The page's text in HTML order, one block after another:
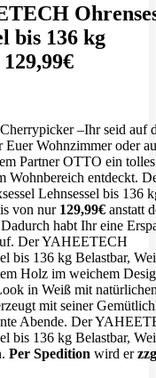
bis 136 kg
–Ihr seid auf
Euer Wohnzimmer oder
Partner OTTO ein tolles
Wohnbereich entdeckt.
Lehnsessel bis 136
von nur 129,99€ anstatt
habt Ihr eine
Der YAHEETECH
bis 136 kg Belastbar,
Holz im weichem
in Weiß mit
mit seiner
Abende. Der
bis 136 kg Belastbar,
Per Spedition wird er